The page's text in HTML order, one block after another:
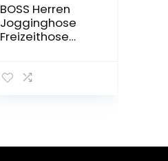
BOSS Herren
Jogginghose
Freizeithose
Mix&Match